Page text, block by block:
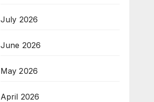
July 2026
June 2026
May 2026
April 2026